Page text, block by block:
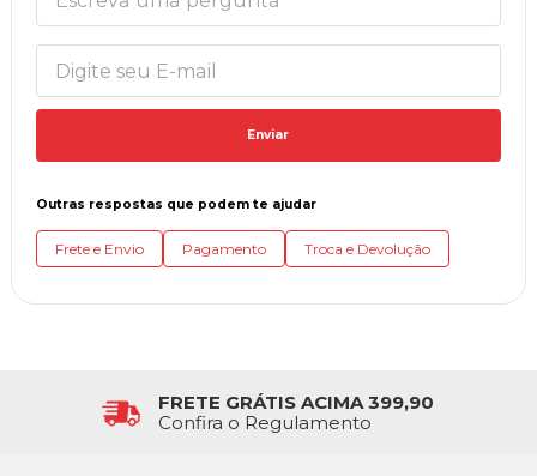
Enviar
Outras respostas que podem te ajudar
Frete e Envio Pagamento Troca e Devolução
FRETE GRÁTIS ACIMA 399,90
Confira o Regulamento